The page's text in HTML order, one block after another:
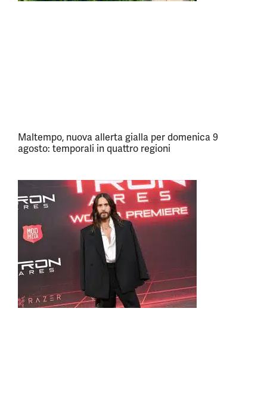
Maltempo, nuova allerta gialla per domenica 9
agosto: temporali in quattro regioni